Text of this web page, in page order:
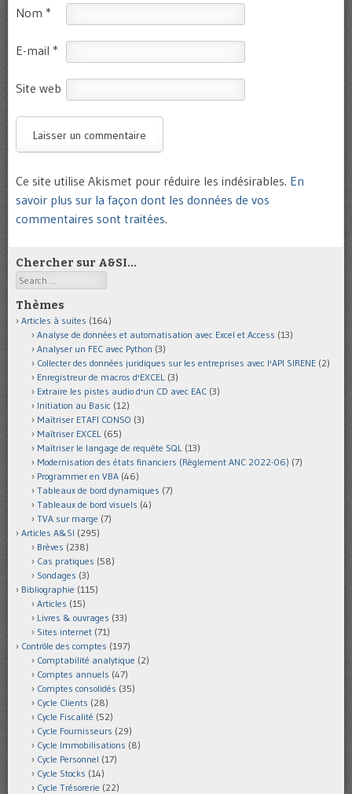
Nom *
E-mail *
Site web
Ce site utilise Akismet pour réduire les indésirables. En
savoir plus sur la façon dont les données de vos
commentaires sont traitées.
Chercher sur A&SI…
Search
Thèmes
Articles à suites (164)
Analyse de données et automatisation avec Excel et Access (13)
Analyser un FEC avec Python (3)
Collecter des données juridiques sur les entreprises avec l'API SIRENE (2)
Enregistreur de macros d'EXCEL (3)
Extraire les pistes audio d'un CD avec EAC (3)
Initiation au Basic (12)
Maîtriser ETAFI CONSO (3)
Maîtriser EXCEL (65)
Maîtriser le langage de requête SQL (13)
Modernisation des états financiers (Règlement ANC 2022-06) (7)
Programmer en VBA (46)
Tableaux de bord dynamiques (7)
Tableaux de bord visuels (4)
TVA sur marge (7)
Articles A&SI (295)
Brèves (238)
Cas pratiques (58)
Sondages (3)
Bibliographie (115)
Articles (15)
Livres & ouvrages (33)
Sites internet (71)
Contrôle des comptes (197)
Comptabilité analytique (2)
Comptes annuels (47)
Comptes consolidés (35)
Cycle Clients (28)
Cycle Fiscalité (52)
Cycle Fournisseurs (29)
Cycle Immobilisations (8)
Cycle Personnel (17)
Cycle Stocks (14)
Cycle Trésorerie (22)